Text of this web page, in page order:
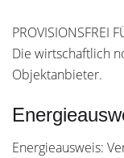
PROVISIONSFREI
Die wirtschaftlich
Objektanbieter.
Energieausweis: